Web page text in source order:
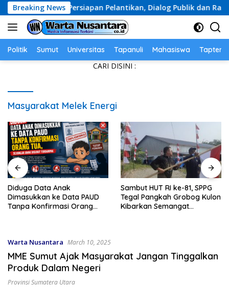
Skip
to
content
Breaking News
Persiapan Pelantikan, Dialog Publik dan Rakerwil
Politik Sumut Universitas Tapanuli Mahasiswa Tapteng
CARI DISINI :
Masyarakat Melek Energi
Diduga Data Anak
Dimasukkan ke Data PAUD
Tanpa Konfirmasi Orang
Sambut HUT RI ke-81, SPPG
Tegal Pangkah Grobog Kulon
Kibarkan Semangat
Warta Nusantara March 10, 2025
MME Sumut Ajak Masyarakat Jangan Tinggalkan
Produk Dalam Negeri
Provinsi Sumatera Utara